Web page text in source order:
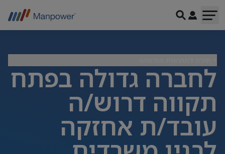
לחברה גדולה בפתח
תקווה דרוש/ה
עובד/ת אחזקה